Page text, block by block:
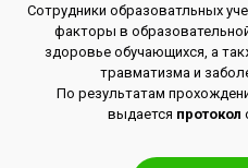
Сотрудники образоватльных
факторы в
здоровье обучающихся, а
травматизма и
По результатам
выдается протокол